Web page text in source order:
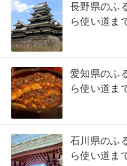
長野県のふ
ら使い道ま
愛知県のふ
ら使い道ま
石川県のふ
ら使い道ま